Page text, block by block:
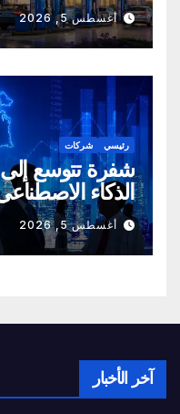
أغسطس 5, 2026
رئيسي شركات
شفرة تتوسع
الذكاء
أغسطس 5, 2026
آخر الأخبار